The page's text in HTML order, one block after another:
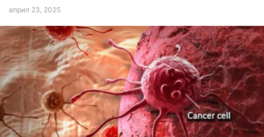
април 23, 2025